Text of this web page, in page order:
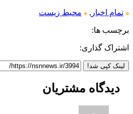
تمام اخبار , محیط زیست
برچسب ها:
اشتراک گذاری:
لینک کپی شد!
دیدگاه مشتریان